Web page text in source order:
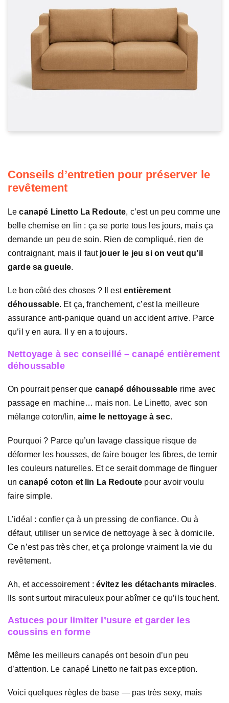
Conseils d’entretien pour préserver le
revêtement
Lecanapé Linetto La Redoute, c’est un peu comme une
belle chemise en lin : ça se porte tous les jours, mais ça
demande un peu de soin. Rien de compliqué, rien de
contraignant, mais il faut jouer le jeu si on veut qu’il
garde sa gueule.
Le bon côté des choses ? Il estentièrement
déhoussable. Et ça, franchement, c’est la meilleure
assurance anti-panique quand un accident arrive. Parce
qu’il y en aura. Il y en a toujours.
Nettoyage à sec conseillé – canapé entièrement
déhoussable
On pourrait penser que canapé déhoussable rime avec
passage en machine… mais non. Le Linetto, avec son
mélange coton/lin,aime le nettoyage à sec.
Pourquoi ? Parce qu’un lavage classique risque de
déformer les housses, de faire bouger les fibres, de ternir
les couleurs naturelles. Et ce serait dommage de flinguer
uncanapé coton et lin La Redoute pour avoir voulu
faire simple.
L’idéal : confier ça à un pressing de confiance. Ou à
défaut, utiliser un service de nettoyage à sec à domicile.
Ce n’est pas très cher, et ça prolonge vraiment la vie du
revêtement.
Ah, et accessoirement : évitez les détachants miracles.
Ils sont surtout miraculeux pour abîmer ce qu’ils touchent.
Astuces pour limiter l’usure et garder les
coussins en forme
Même les meilleurs canapés ont besoin d’un peu
d’attention. Le canapé Linetto ne fait pas exception.
Voici quelques règles de base — pas très sexy, mais